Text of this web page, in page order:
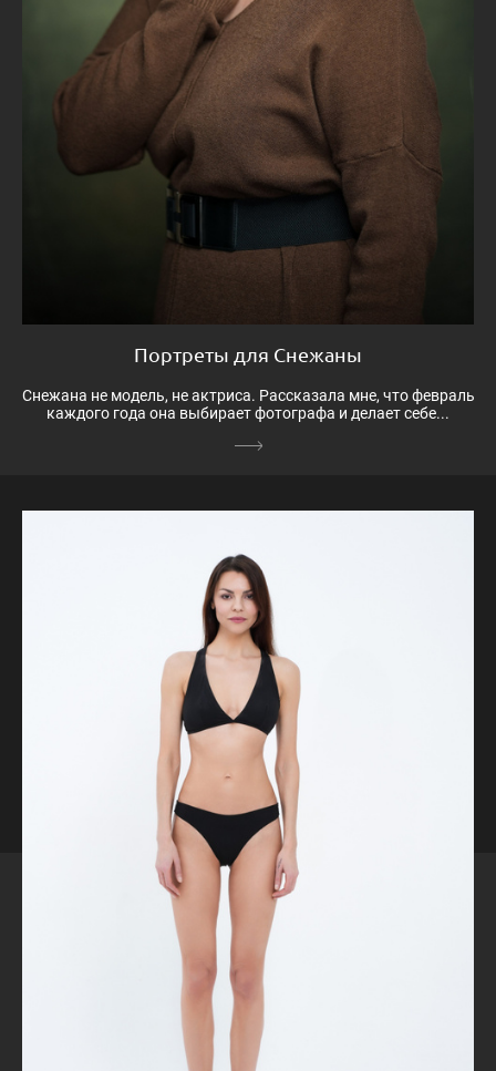
Портреты для Снежаны
Снежана не модель, не актриса. Рассказала мне, что февраль
каждого года она выбирает фотографа и делает себе...